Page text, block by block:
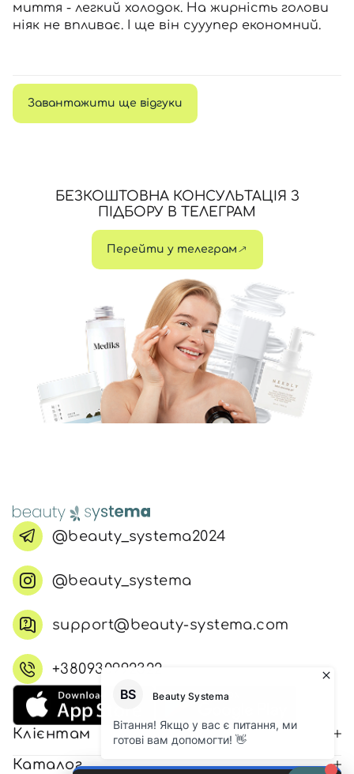
миття - легкий холодок. На жирність голови
ніяк не впливає. І ще він сууупер економний.
Завантажити ще відгуки
БЕЗКОШТОВНА КОНСУЛЬТАЦІЯ З
ПІДБОРУ В ТЕЛЕГРАМ
Перейти у телеграм
@beauty_systema2024
@beauty_systema
support@beauty-systema.com
+380930992322
Клієнтам
Каталог